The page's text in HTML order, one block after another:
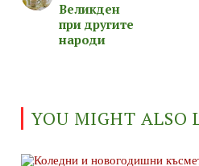
Великден
при другите
народи
YOU MIGHT ALSO